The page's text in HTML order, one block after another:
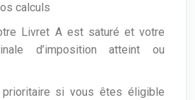
calculs
Livret A est saturé et votre
d’imposition atteint ou
si vous êtes éligible